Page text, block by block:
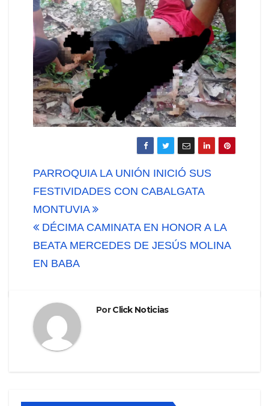
Navegación
de
entradas
PARROQUIA LA UNIÓN INICIÓ SUS
FESTIVIDADES CON CABALGATA
MONTUVIA
DÉCIMA CAMINATA EN HONOR A LA
BEATA MERCEDES DE JESÚS MOLINA
EN BABA
PorClick Noticias